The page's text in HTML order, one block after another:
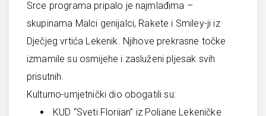
Srce programa pripalo je najmlađima –
skupinama Malci genijalci, Rakete i Smiley-ji iz
Dječjeg vrtića Lekenik. Njihove prekrasne točke
izmamile su osmijehe i zasluženi pljesak svih
prisutnih.
Kulturno-umjetnički dio obogatili su:
KUD “Sveti Florijan” iz Poljane Lekeničke